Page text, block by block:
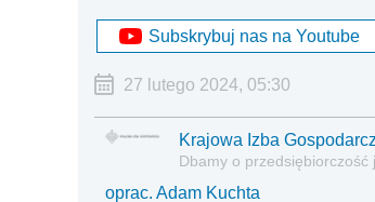
Subskrybuj nas na Youtube
27 lutego 2024, 05:30
Krajowa Izba
Dbamy o przedsiębiorczość
oprac. Adam Kuchta